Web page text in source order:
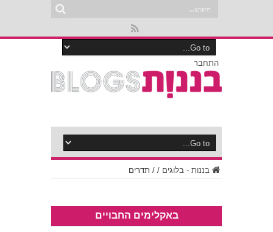
התחבר
בננות - בלוגים /
/ תדרים
באקלימים החבויים